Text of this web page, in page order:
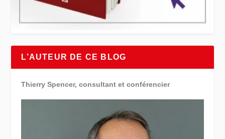
L’AUTEUR DE CE BLOG
Thierry Spencer, consultant et conférencier